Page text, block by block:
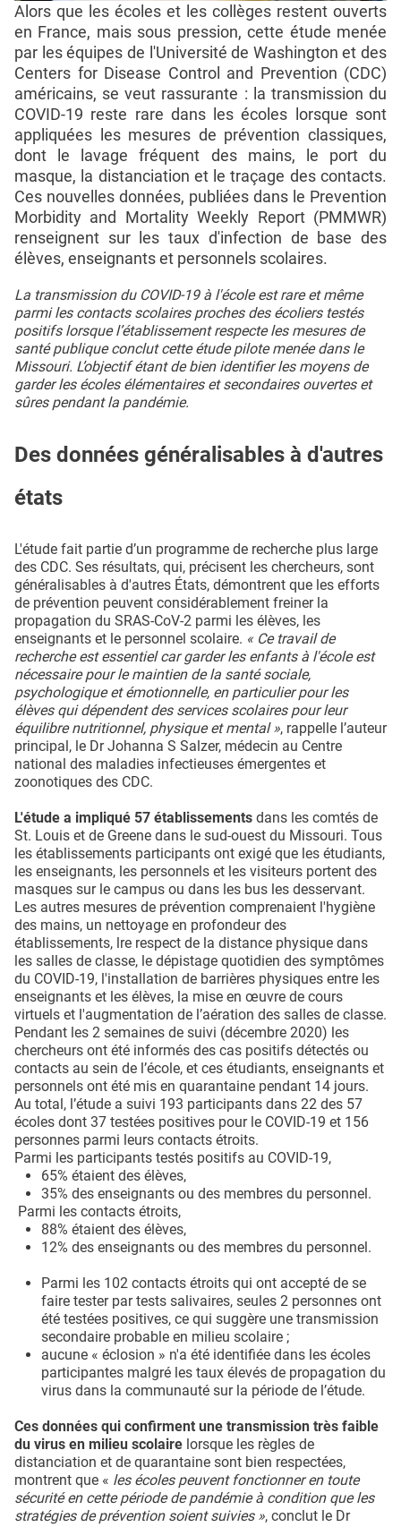
Alors que les écoles et les collèges restent ouverts
en France, mais sous pression, cette étude menée
par les équipes de l'Université de Washington et des
Centers for Disease Control and Prevention (CDC)
américains, se veut rassurante : la transmission du
COVID-19 reste rare dans les écoles lorsque sont
appliquées les mesures de prévention classiques,
dont le lavage fréquent des mains, le port du
masque, la distanciation et le traçage des contacts.
Ces nouvelles données, publiées dans le Prevention
Morbidity and Mortality Weekly Report (PMMWR)
renseignent sur les taux d'infection de base des
élèves, enseignants et personnels scolaires.
La transmission du COVID-19 à l'école est rare et même
parmi les contacts scolaires proches des écoliers testés
positifs lorsque l’établissement respecte les mesures de
santé publique conclut cette étude pilote menée dans le
Missouri. L’objectif étant de bien identifier les moyens de
garder les écoles élémentaires et secondaires ouvertes et
sûres pendant la pandémie.
Des données généralisables à d'autres
états
L'étude fait partie d’un programme de recherche plus large
des CDC. Ses résultats, qui, précisent les chercheurs, sont
généralisables à d'autres États, démontrent que les efforts
de prévention peuvent considérablement freiner la
propagation du SRAS-CoV-2 parmi les élèves, les
enseignants et le personnel scolaire. « Ce travail de
recherche est essentiel car garder les enfants à l'école est
nécessaire pour le maintien de la santé sociale,
psychologique et émotionnelle, en particulier pour les
élèves qui dépendent des services scolaires pour leur
équilibre nutritionnel, physique et mental », rappelle l’auteur
principal, le Dr Johanna S Salzer, médecin au Centre
national des maladies infectieuses émergentes et
zoonotiques des CDC.
L'étude a impliqué 57 établissements dans les comtés de
St. Louis et de Greene dans le sud-ouest du Missouri. Tous
les établissements participants ont exigé que les étudiants,
les enseignants, les personnels et les visiteurs portent des
masques sur le campus ou dans les bus les desservant.
Les autres mesures de prévention comprenaient l'hygiène
des mains, un nettoyage en profondeur des
établissements, lre respect de la distance physique dans
les salles de classe, le dépistage quotidien des symptômes
du COVID-19, l'installation de barrières physiques entre les
enseignants et les élèves, la mise en œuvre de cours
virtuels et l'augmentation de l’aération des salles de classe.
Pendant les 2 semaines de suivi (décembre 2020) les
chercheurs ont été informés des cas positifs détectés ou
contacts au sein de l’école, et ces étudiants, enseignants et
personnels ont été mis en quarantaine pendant 14 jours.
Au total, l’étude a suivi 193 participants dans 22 des 57
écoles dont 37 testées positives pour le COVID-19 et 156
personnes parmi leurs contacts étroits.
Parmi les participants testés positifs au COVID-19,
65% étaient des élèves,
35% des enseignants ou des membres du personnel.
Parmi les contacts étroits,
88% étaient des élèves,
12% des enseignants ou des membres du personnel.
Parmi les 102 contacts étroits qui ont accepté de se
faire tester par tests salivaires, seules 2 personnes ont
été testées positives, ce qui suggère une transmission
secondaire probable en milieu scolaire ;
aucune « éclosion » n'a été identifiée dans les écoles
participantes malgré les taux élevés de propagation du
virus dans la communauté sur la période de l’étude.
Ces données qui confirment une transmission très faible
du virus en milieu scolaire lorsque les règles de
distanciation et de quarantaine sont bien respectées,
montrent que « les écoles peuvent fonctionner en toute
sécurité en cette période de pandémie à condition que les
stratégies de prévention soient suivies », conclut le Dr